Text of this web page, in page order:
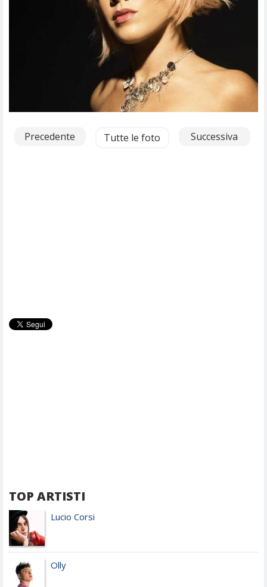
Precedente Tutte le foto Successiva
TOP ARTISTI
Lucio Corsi
Olly